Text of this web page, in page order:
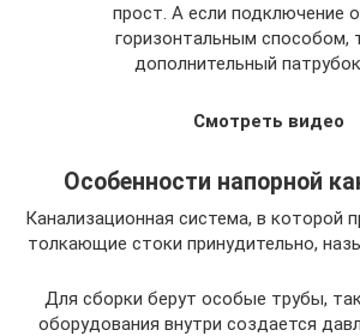
прост. А если подключение
горизонтальным способом,
дополнительный
Смотреть видео
Особенности напорной
Канализационная система, в которой
толкающие стоки принудительно,
Для сборки берут особые трубы,
оборудования внутри создается